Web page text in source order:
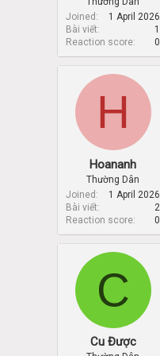
Joined
1 April 2026
Bài viết
1
Reaction score
0
H
Hoananh
Thường Dân
Joined
1 April 2026
Bài viết
2
Reaction score
0
C
Cu Được